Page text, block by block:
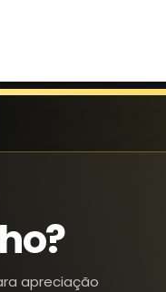
apreciação